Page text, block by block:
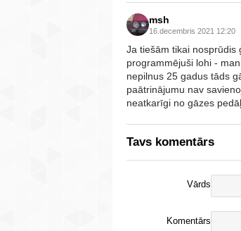
msh
16.decembris 2021 12:20
Ja tiešām tikai nosprūdis
programmējuši lohi -
nepilnus 25 gadus tāds
paātrinājumu nav
neatkarīgi no gāzes
Tavs komentārs
Vārds
Komentārs